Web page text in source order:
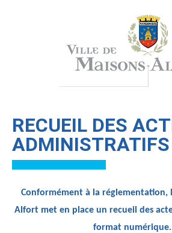
RECUEIL DES
ADMINISTRATIFS
Conformément à la réglementation,
Alfort met en place un recueil des
format numérique.